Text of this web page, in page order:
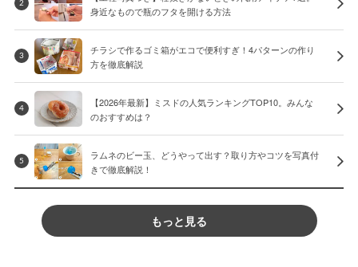
2
身近なもので瓶のフタを開ける方法
3
チラシで作るゴミ箱がエコで便利すぎ！4パターンの作り
方を徹底解説
4
【2026年最新】ミスドの人気ランキングTOP10。みんな
のおすすめは？
5
ラムネのビー玉、どうやって出す？取り方やコツを写真付
きで徹底解説！
もっと見る